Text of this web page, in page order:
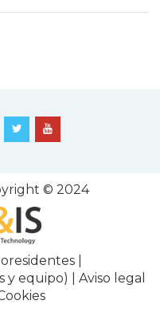
© 2024
|
y equipo)
Aviso legal